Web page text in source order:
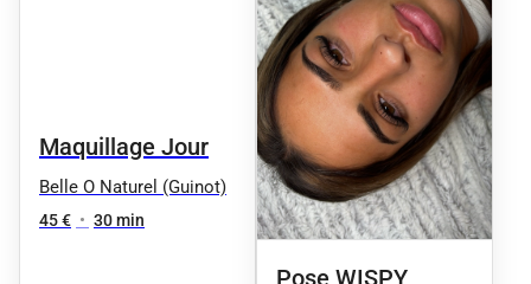
Maquillage Jour
Belle O Naturel (Guinot)
45 € • 30 min